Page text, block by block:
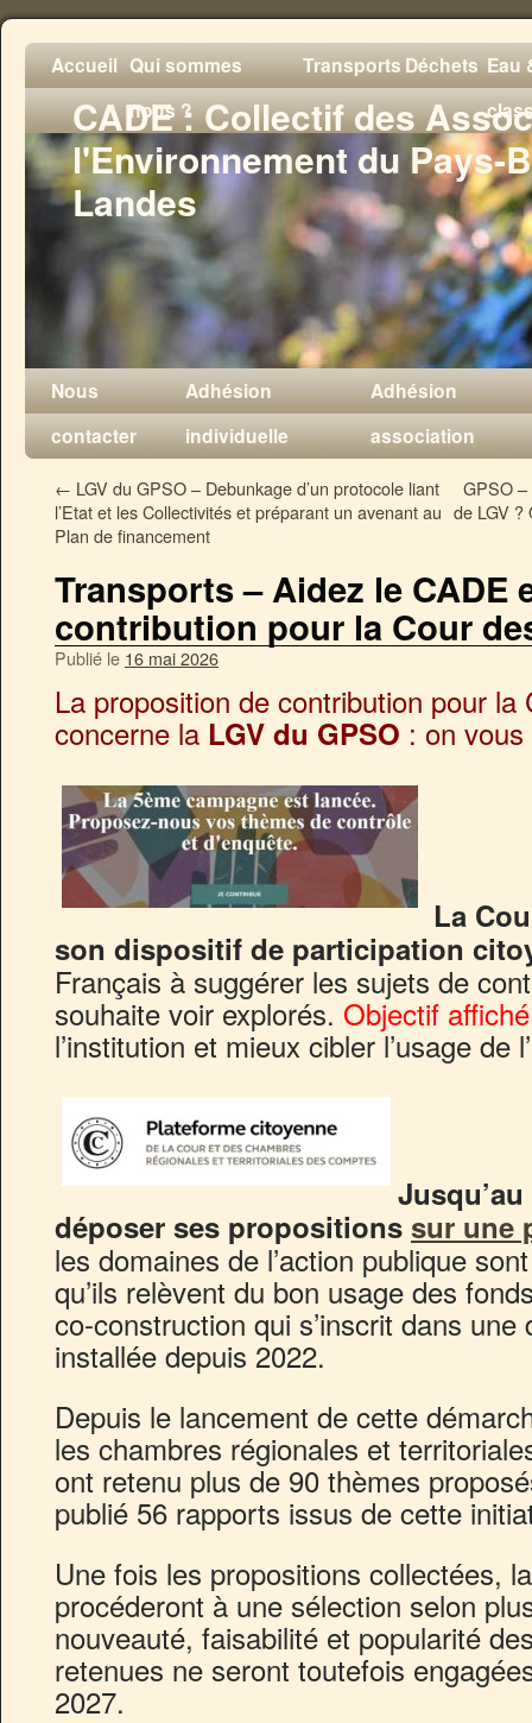
CADE : Collectif des
l'Environnement du Pays-
Landes
Accueil Qui sommes
nous ?
TransportsDéchets Eau
Nous
contacter
Adhésion
individuelle
Adhésion
association
← LGV du GPSO – Debunkage d’un protocole liant
l’Etat et les Collectivités et préparant un avenant au
Plan de financement
GPSO
de LGV ?
Transports – Aidez le CADE
contribution pour la Cour
Publié le 16 mai 2026
La proposition de contribution pour la
concerne la LGV du GPSO : on
La
son dispositif de participation
Français à suggérer les sujets de
souhaite voir explorés. Objectif affiché
l’institution et mieux cibler l’usage de
déposer ses propositions sur une
les domaines de l’action publique
qu’ils relèvent du bon usage des
co-construction qui s’inscrit dans
installée depuis 2022.
Depuis le lancement de cette
les chambres régionales et
ont retenu plus de 90 thèmes
publié 56 rapports issus de cette
Une fois les propositions collectées,
procéderont à une sélection selon
nouveauté, faisabilité et popularité
retenues ne seront toutefois
2027.